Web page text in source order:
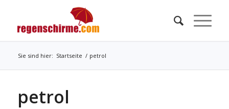
Sie sind hier: Startseite / petrol
petrol